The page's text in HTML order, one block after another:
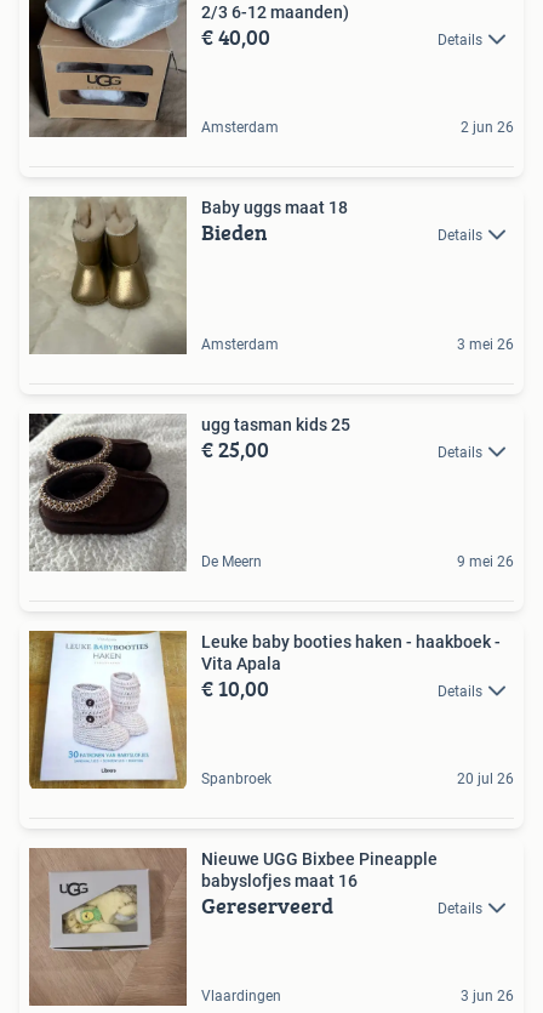
2/3 6-12 maanden)
€ 40,00 Details
Amsterdam 2 jun 26
Baby uggs maat 18
Bieden Details
Amsterdam 3 mei 26
ugg tasman kids 25
€ 25,00 Details
De Meern 9 mei 26
Leuke baby booties haken - haakboek -
Vita Apala
€ 10,00 Details
Spanbroek 20 jul 26
Nieuwe UGG Bixbee Pineapple
babyslofjes maat 16
Gereserveerd Details
Vlaardingen 3 jun 26